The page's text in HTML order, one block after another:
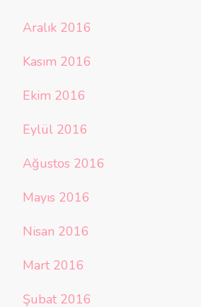
Aralık 2016
Kasım 2016
Ekim 2016
Eylül 2016
Ağustos 2016
Mayıs 2016
Nisan 2016
Mart 2016
Şubat 2016